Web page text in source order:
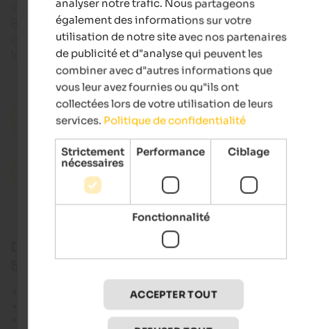
vues de rêve sur la route du col entre Vipiteno et
Bolzano, et les randonneurs et les vététistes
explorer les alpages de la vallée de Sarentino. En
le col est fermé.
Hôtels à Bolzano et environs
Appartements de vacances à Bolzano et
environs
Données et faits sur le Penser Joch & la SS
Le Penser Joch se situe à2.211 md'altitude.
Valle Isarco
, la SS 508est ferméeentre Egg et Pens. Sur
analyser notre trafic. Nous partageons
également des informations sur votre
utilisation de notre site avec nos partenaires
de publicité et d"analyse qui peuvent les
combiner avec d"autres informations que
vous leur avez fournies ou qu"ils ont
collectées lors de votre utilisation de leurs
services. Politique de confidentialité
Strictement
nécessaires
Performance Ciblage
Fonctionnalité
ACCEPTER TOUT